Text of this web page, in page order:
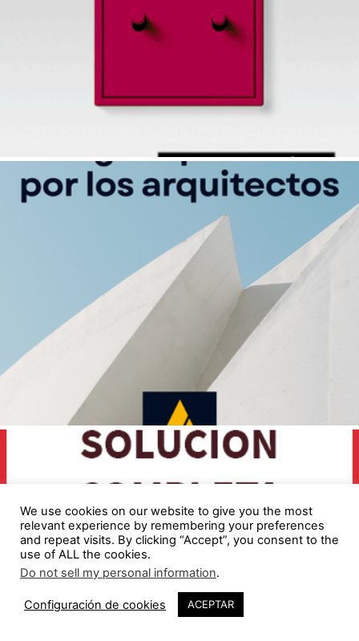
We use cookies on our website to give you the most
relevant experience by remembering your preferences
and repeat visits. By clicking “Accept”, you consent to the
use of ALL the cookies.
Do not sell my personal information.
Configuración de cookies ACEPTAR